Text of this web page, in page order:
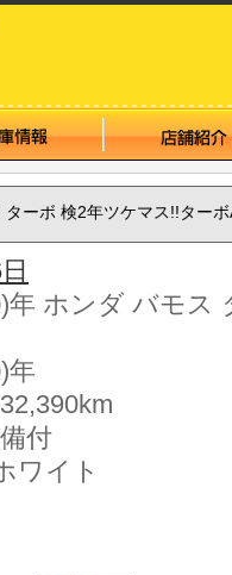
ーボ 検2年ツケマス!!ターボ
年 ホンダ バモス
年
付
ワイト